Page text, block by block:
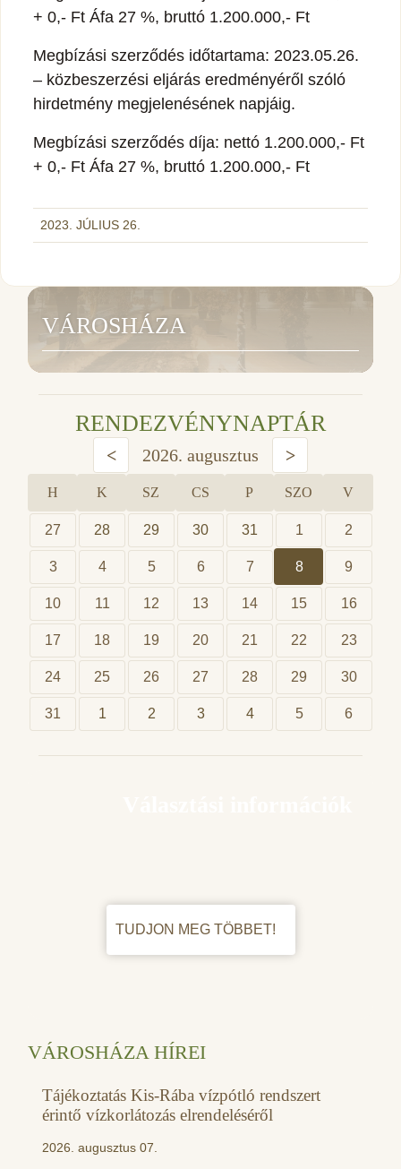
+ 0,- Ft Áfa 27 %, bruttó 1.200.000,- Ft
Megbízási szerződés időtartama: 2023.05.26.
– közbeszerzési eljárás eredményéről szóló
hirdetmény megjelenésének napjáig.
Megbízási szerződés díja: nettó 1.200.000,- Ft
+ 0,- Ft Áfa 27 %, bruttó 1.200.000,- Ft
2023. JÚLIUS 26.
VÁROSHÁZA
RENDEZVÉNYNAPTÁR
< 2026. augusztus >
H K SZ CS P SZO V
27 28 29 30 31 1 2
3 4 5 6 7 8 9
10 11 12 13 14 15 16
17 18 19 20 21 22 23
24 25 26 27 28 29 30
31 1 2 3 4 5 6
TUDJON MEG TÖBBET!
VÁROSHÁZA HÍREI
Tájékoztatás Kis-Rába vízpótló rendszert
érintő vízkorlátozás elrendeléséről
2026. augusztus 07.